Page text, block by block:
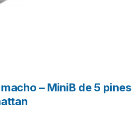
– MiniB de 5 pines